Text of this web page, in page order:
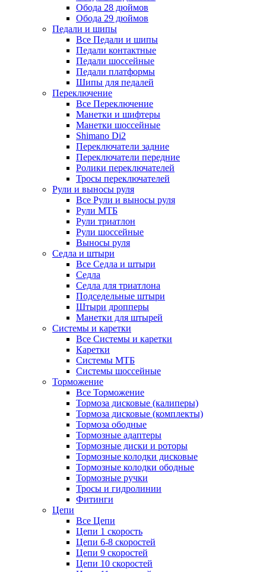
Обода 28 дюймов
Обода 29 дюймов
Педали и шипы
Все Педали и шипы
Педали контактные
Педали шоссейные
Педали платформы
Шипы для педалей
Переключение
Все Переключение
Манетки и шифтеры
Манетки шоссейные
Shimano Di2
Переключатели задние
Переключатели передние
Ролики переключателей
Тросы переключателей
Рули и выносы руля
Все Рули и выносы руля
Рули МТБ
Рули триатлон
Рули шоссейные
Выносы руля
Седла и штыри
Все Седла и штыри
Седла
Седла для триатлона
Подседельные штыри
Штыри дропперы
Манетки для штырей
Системы и каретки
Все Системы и каретки
Каретки
Системы МТБ
Системы шоссейные
Торможение
Все Торможение
Тормоза дисковые (калиперы)
Тормоза дисковые (комплекты)
Тормоза ободные
Тормозные адаптеры
Тормозные диски и роторы
Тормозные колодки дисковые
Тормозные колодки ободные
Тормозные ручки
Тросы и гидролинии
Фитинги
Цепи
Все Цепи
Цепи 1 скорость
Цепи 6-8 скоростей
Цепи 9 скоростей
Цепи 10 скоростей